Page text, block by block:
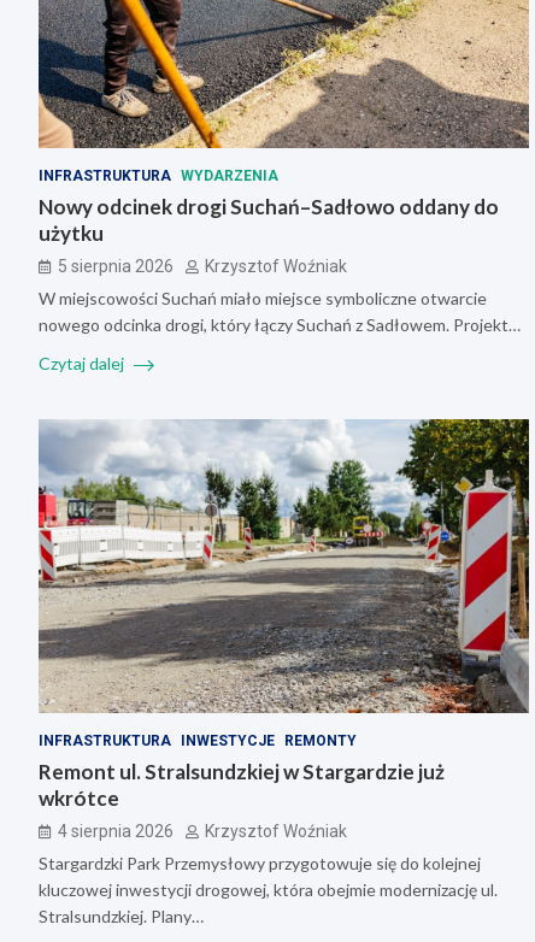
INFRASTRUKTURA WYDARZENIA
Nowy odcinek drogi Suchań–Sadłowo oddany do
użytku
5 sierpnia 2026 Krzysztof Woźniak
W miejscowości Suchań miało miejsce symboliczne otwarcie
nowego odcinka drogi, który łączy Suchań z Sadłowem. Projekt…
Czytaj dalej
INFRASTRUKTURA INWESTYCJE REMONTY
Remont ul. Stralsundzkiej w Stargardzie już
wkrótce
4 sierpnia 2026 Krzysztof Woźniak
Stargardzki Park Przemysłowy przygotowuje się do kolejnej
kluczowej inwestycji drogowej, która obejmie modernizację ul.
Stralsundzkiej. Plany…